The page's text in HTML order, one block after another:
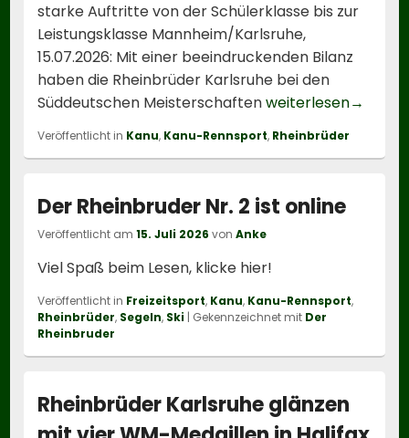
starke Auftritte von der Schülerklasse bis zur
Leistungsklasse Mannheim/Karlsruhe,
15.07.2026: Mit einer beeindruckenden Bilanz
haben die Rheinbrüder Karlsruhe bei den
Süddeutschen Meisterschaftenweiterlesen→
Veröffentlicht in Kanu, Kanu-Rennsport, Rheinbrüder
Der Rheinbruder Nr. 2 ist online
Veröffentlicht am15. Juli 2026 vonAnke
Viel Spaß beim Lesen, klicke hier!
Veröffentlicht in Freizeitsport, Kanu, Kanu-Rennsport,
Rheinbrüder, Segeln, Ski | Gekennzeichnet mit Der
Rheinbruder
Rheinbrüder Karlsruhe glänzen